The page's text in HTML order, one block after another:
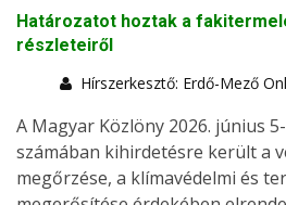
Határozatot hoztak a
részleteiről
Hírszerkesztő: Erdő-Mező
A Magyar Közlöny 2026. június
számában kihirdetésre került a
megőrzése, a klímavédelmi és